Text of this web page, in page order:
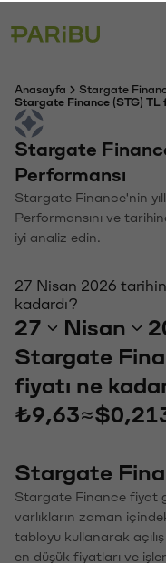
Anasayfa
Stargate
Stargate Finance (STG) TL
Stargate
Performansı
Stargate Finance'nin
Performansını ve
iyi analiz edin.
27 Nisan 2026
kadardı?
27 Nisan
Stargate
fiyatı ne
₺9,63≈
Stargate
Stargate Finance fiyat
varlıkların zaman
tabloyu kullanarak
en düşük fiyatları ve